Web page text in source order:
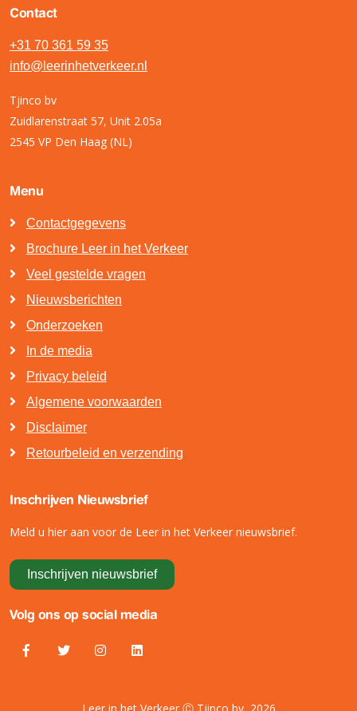
Contact
+31 70 361 59 35
info@leerinhetverkeer.nl
Tjinco bv
Zuidlarenstraat 57, Unit 2.05a
2545 VP Den Haag (NL)
Menu
Contactgegevens
Brochure Leer in het Verkeer
Veel gestelde vragen
Nieuwsberichten
Onderzoeken
In de media
Privacy beleid
Algemene voorwaarden
Disclaimer
Retourbeleid en verzending
Inschrijven Nieuwsbrief
Meld u hier aan voor de Leer in het Verkeer nieuwsbrief.
Inschrijven nieuwsbrief
Volg ons op social media